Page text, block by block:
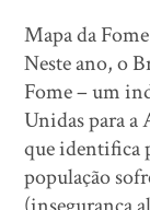
Mapa da Fome
Neste ano, o
Fome – um
Unidas para a
que identifica
população